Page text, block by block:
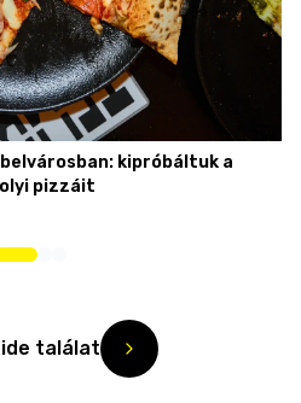
kipróbáltuk a
pizzáit
találat